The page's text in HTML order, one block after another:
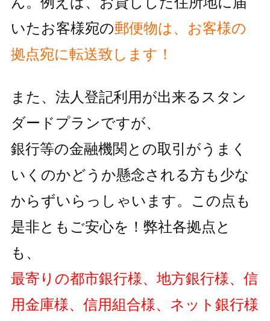
いたお客様宛の郵便物は、お客様の
拠点宛に転送致します！
また、法人登記利用が出来るスタン
ダードプランですが、
銀行等の金融機関との取引がうまく
いくのかどうか懸念される方も少な
からずいらっしゃいます。この点も
是非ともご安心を！弊社各拠点と
も、
最寄りの都市銀行様、地方銀行様、信
用金庫様、信用組合様、ネット銀行様